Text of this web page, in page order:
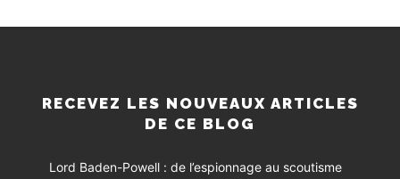
RECEVEZ LES NOUVEAUX ARTICLES
DE CE BLOG
Lord Baden-Powell : de l’espionnage au scoutisme